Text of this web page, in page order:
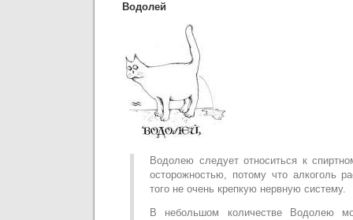
Водолей
Водолею следует относиться к
осторожностью, потому что алкоголь
того не очень крепкую нервную систему.
В небольшом количестве Водолею